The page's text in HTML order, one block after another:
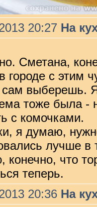
20:27 На
Сметана,
городе с этим
сам выберешь.
тоже была -
с комочками.
я думаю,
лучше в
конечно, что
теперь.
20:36 На